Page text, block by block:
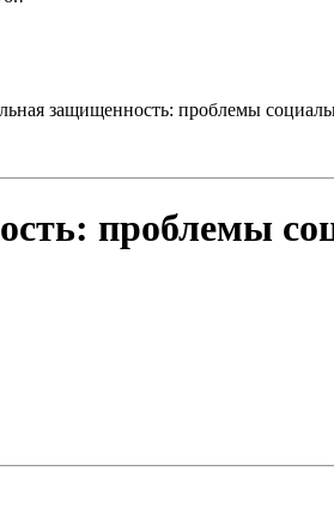
защищенность: проблемы
проблемы